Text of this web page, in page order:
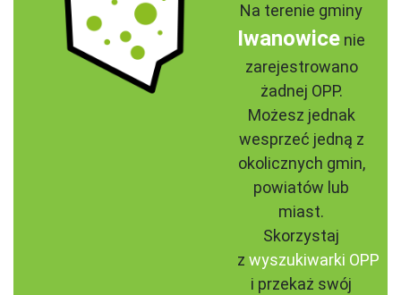
Na terenie gminy
Iwanowice nie
zarejestrowano
żadnej OPP.
Możesz jednak
wesprzeć jedną z
okolicznych gmin,
powiatów lub
miast.
Skorzystaj
z wyszukiwarki OPP
i przekaż swój